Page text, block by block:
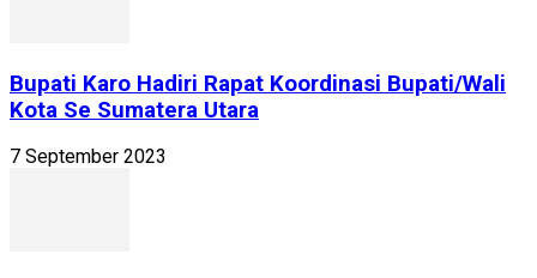
Bupati Karo Hadiri Rapat Koordinasi Bupati/Wali
Kota Se Sumatera Utara
7 September 2023